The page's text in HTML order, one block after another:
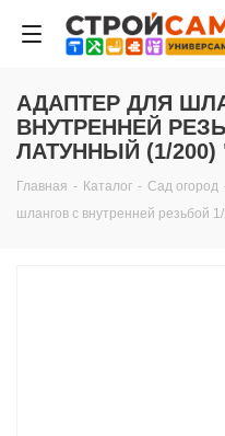
АДАПТЕР ДЛЯ
ВНУТРЕННЕЙ
ЛАТУННЫЙ (1/200)
Главная - Каталог - Сад огород
шлангов с внутренней резьбой